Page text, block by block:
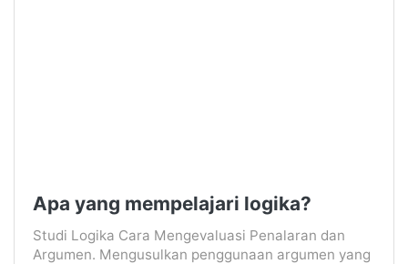
Apa yang mempelajari logika?
Studi Logika Cara Mengevaluasi Penalaran dan
Argumen. Mengusulkan penggunaan argumen yang